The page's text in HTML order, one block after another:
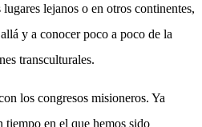
lejanos o en otros continentes,
y a conocer poco a poco de la
transculturales.
los congresos misioneros. Ya
tiempo en el que hemos sido